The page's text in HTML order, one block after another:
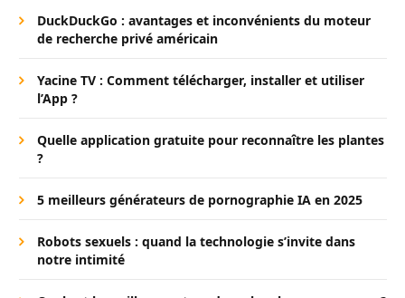
DuckDuckGo : avantages et inconvénients du moteur
de recherche privé américain
Yacine TV : Comment télécharger, installer et utiliser
l’App ?
Quelle application gratuite pour reconnaître les plantes
?
5 meilleurs générateurs de pornographie IA en 2025
Robots sexuels : quand la technologie s’invite dans
notre intimité